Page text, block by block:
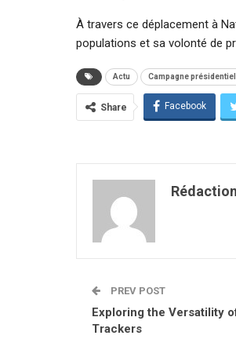
À travers ce déplacement à
populations et sa volonté de
Actu Campagne
Share Facebook
Rédaction
PREV POST
Exploring the Versatility
Trackers